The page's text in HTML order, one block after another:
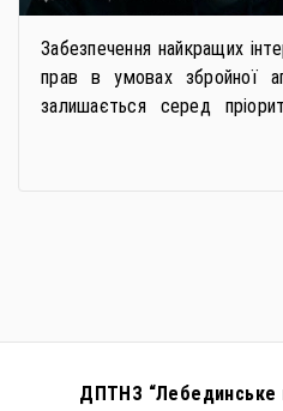
Забезпечення найкращих
прав в умовах збройної
залишається серед
застосовується
ДПТНЗ “Лебединське